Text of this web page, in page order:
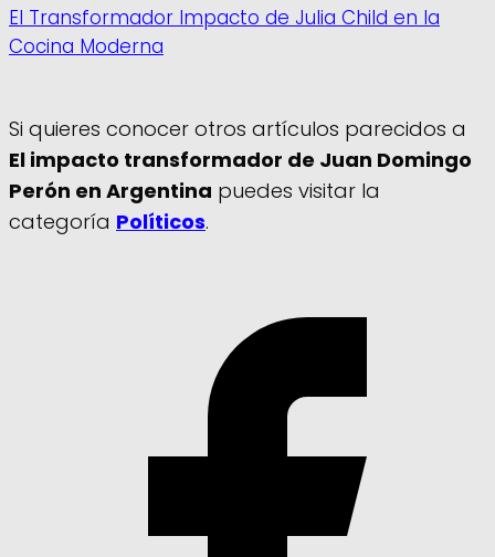
El Transformador Impacto de Julia Child en la
Cocina Moderna
Si quieres conocer otros artículos parecidos a
El impacto transformador de Juan Domingo
Perón en Argentina puedes visitar la
categoría Políticos.